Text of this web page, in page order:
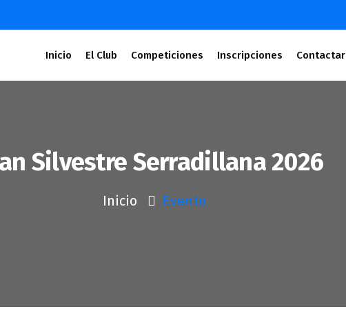
Inicio
El Club Competiciones Inscripciones Contactar
Silvestre Serradillana 2026
Inicio Evento